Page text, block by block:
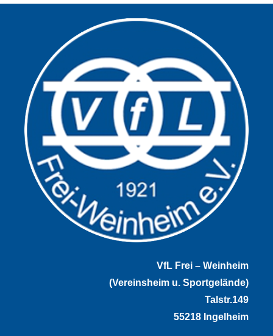
VfL Frei – Weinheim
(Vereinsheim u. Sportgelände)
Talstr.149
55218 Ingelheim